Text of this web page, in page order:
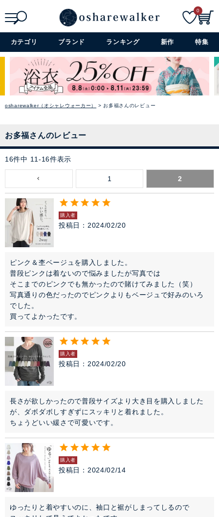
詳細検索+
0
カテゴリ ブランド ランキング 新作 特集
osharewalker（オシャレウォーカー） お多福さんのレビュー
お多福さんのレビュー
16件中 11 -16件表示
1 2
購入者
投稿日 2024/02/20
ピンク＆杢ベージュを購入しました。
普段ピンクは着ないので悩みましたが写真では
そこまでのピンクでも無かったので賭けてみました（笑）
写真通りの色だったのでピンクよりもベージュで好みのいろ
でした。
買ってよかったです。
購入者
投稿日 2024/02/20
長さが欲しかったので普段サイズより大き目を購入しました
が、ダボダボしすぎずにスッキリと着れました。
ちょうどいい緩さで可愛いです。
購入者
投稿日 2024/02/14
ゆったりと着やすいのに、袖口と裾がしまってしるので